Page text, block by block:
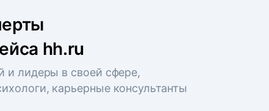
hh.ru
и лидеры в своей сфере,
карьерные консультанты